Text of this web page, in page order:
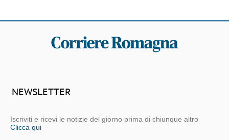
NEWSLETTER
Iscriviti e ricevi le notizie del giorno prima di chiunque altro
Clicca qui